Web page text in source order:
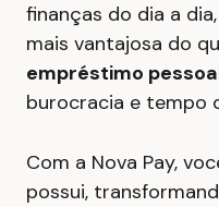
finanças do dia a
mais vantajosa do
empréstimo
burocracia e tempo
Com a Nova Pay,
possui,